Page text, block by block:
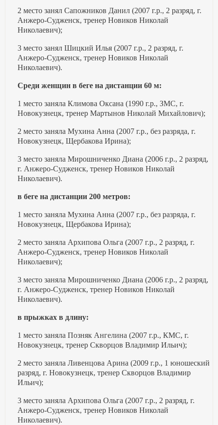
2 место занял Сапожников Данил (2007 г.р., 2 разряд, г.
Анжеро-Судженск, тренер Новиков Николай
Николаевич);
3 место занял Шицкий Илья (2007 г.р., 2 разряд, г.
Анжеро-Судженск, тренер Новиков Николай
Николаевич).
Среди женщин в беге на дистанции 60 м:
1 место заняла Климова Оксана (1990 г.р., ЗМС, г.
Новокузнецк, тренер Мартынов Николай Михайлович);
2 место заняла Мухина Анна (2007 г.р., без разряда, г.
Новокузнецк, Щербакова Ирина);
3 место заняла Мирошниченко Диана (2006 г.р., 2 разряд,
г. Анжеро-Судженск, тренер Новиков Николай
Николаевич).
в беге на дистанции 200 метров:
1 место заняла Мухина Анна (2007 г.р., без разряда, г.
Новокузнецк, Щербакова Ирина);
2 место заняла Архипова Ольга (2007 г.р., 2 разряд, г.
Анжеро-Судженск, тренер Новиков Николай
Николаевич);
3 место заняла Мирошниченко Диана (2006 г.р., 2 разряд,
г. Анжеро-Судженск, тренер Новиков Николай
Николаевич).
в прыжках в длину:
1 место заняла Позняк Ангелина (2007 г.р., КМС, г.
Новокузнецк, тренер Скворцов Владимир Ильич);
2 место заняла Ливенцова Арина (2009 г.р., 1 юношеский
разряд, г. Новокузнецк, тренер Скворцов Владимир
Ильич);
3 место заняла Архипова Ольга (2007 г.р., 2 разряд, г.
Анжеро-Судженск, тренер Новиков Николай
Николаевич).